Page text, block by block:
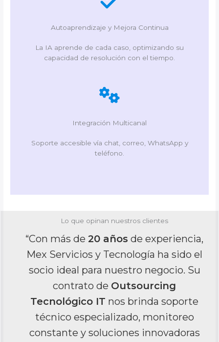
Autoaprendizaje y Mejora Continua
La IA aprende de cada caso, optimizando su
capacidad de resolución con el tiempo.
Integración Multicanal
Soporte accesible vía chat, correo, WhatsApp y
teléfono.
Lo que opinan nuestros clientes
“Confiamos en Mex Servicios y
Tecnología por más de15 años .
Gracias a que su servicio
Outsourcing Tecnológico ITcubre
el soporte de toda nuestra
infraestructura en todas las